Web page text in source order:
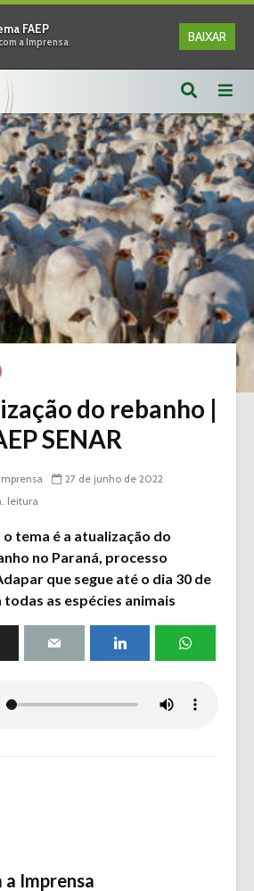
FAEP
a Imprensa BAIXAR
do rebanho |
SENAR
27 de junho de 2022
leitura
tema é a atualização do
no Paraná, processo
que segue até o dia 30 de
todas as espécies animais
a Imprensa